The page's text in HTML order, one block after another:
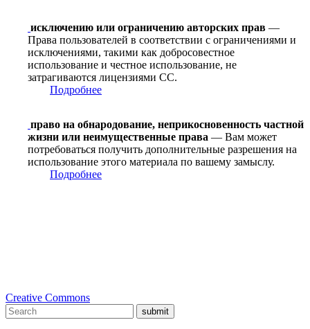
исключению или ограничению авторских прав —
Права пользователей в соответствии с ограничениями и
исключениями, такими как добросовестное
использование и честное использование, не
затрагиваются лицензиями CC.
Подробнее
право на обнародование, неприкосновенность частной
жизни или неимущественные права — Вам может
потребоваться получить дополнительные разрешения на
использование этого материала по вашему замыслу.
Подробнее
Creative Commons
submit